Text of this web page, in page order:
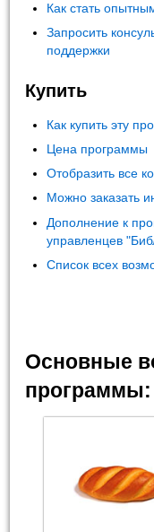
Как стать
Запросить
поддержки
Купить
Как купить эту
Цена программы
Отобразить все
Можно заказать
Дополнение к
управленцев
Список всех
Основные
программы: